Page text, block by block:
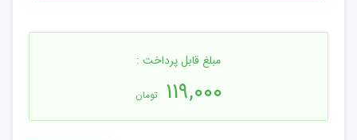
مبلغ قابل پرداخت :
۱۱۹,۰۰۰ تومان